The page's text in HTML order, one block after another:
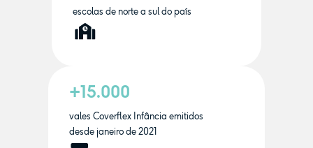
escolas de norte a sul do país
+15.000
vales Coverflex Infância emitidos
desde janeiro de 2021